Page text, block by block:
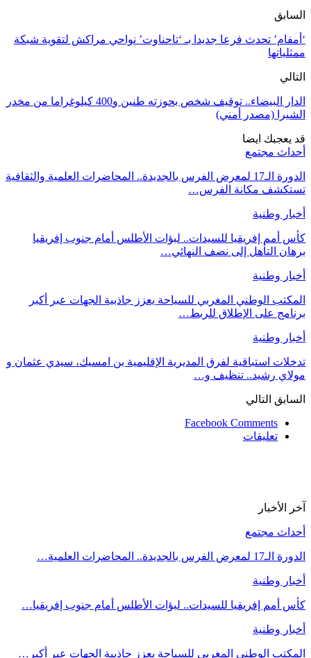
السابق
‘أمفام’ تحدث فرعا جديدا بـ ‘تاحناوت’ نواحي مراكش لتقوية شبكة
ممثلياتها
التالي
الدار البيضاء.. توقيف شخص بحوزته طنين و400 كيلوغراما من مخدر
الشيرا (مصدر أمني)
قد يعجبك ايضا
أحداث مجتمع
الدورة الـ17 لمعرض الفرس بالجديدة.. المحاضرات العلمية والثقافية
تستكشف مكانة الفرس…
أخبار وطنية
كأس أمم إفريقيا للسيدات.. لبؤات الأطلس أمام جنوب إفريقيا
برهان التأهل إلى نصف النهائي…
أخبار وطنية
المكتب الوطني المغربي للسياحة يعزز جاذبية الجهات عبر أكبر
برنامج على الإطلاق للربط…
أخبار وطنية
تدخلات استباقية لفرق المديرية الإقليمية بن امسيك، سيدي عثمان و
مولاي رشيد.. تنظيف و…
السابق التالي
Facebook Comments
تعليقات
آخر الأخبار
أحداث مجتمع
الدورة الـ17 لمعرض الفرس بالجديدة.. المحاضرات العلمية…
أخبار وطنية
كأس أمم إفريقيا للسيدات.. لبؤات الأطلس أمام جنوب إفريقيا…
أخبار وطنية
المكتب الوطني المغربي للسياحة يعزز جاذبية الجهات عبر أكبر…